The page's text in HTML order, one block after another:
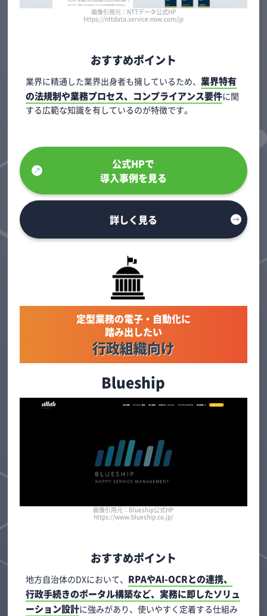
画像引用元：NTTデータ公式HP
https://nttdata.service-now.com/jp
おすすめポイント
業界に精通した業界出身者も擁しているため、業界特有
の法規制や業務プロセス、コンプライアンス要件に関
する広範な知識を有しているのが特徴です。
公式HPで
導入事例を見る
詳しく見る
定型業務の電子・自動化に
踏み出したい
行政組織向け
Blueship
画像引用元：Blueship公式HP
https://www.blueship.co.jp/
おすすめポイント
地方自治体のDXにおいて、 RPAやAI-OCRとの連携、
行政手続きのポータル構築など、実務に即したソリュ
ーション設計に強みがあり、使いやすく定着する仕組み